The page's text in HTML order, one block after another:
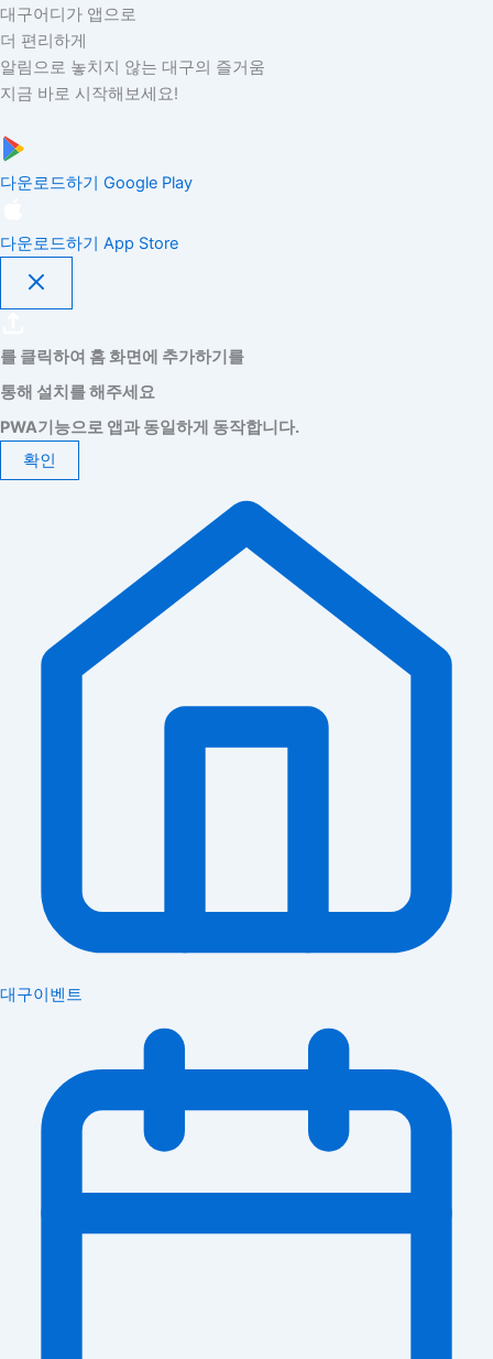
대구어디가 앱으로
더 편리하게
알림으로 놓치지 않는 대구의 즐거움
지금 바로 시작해보세요!
다운로드하기 Google Play
다운로드하기 App Store
를 클릭하여 홈 화면에 추가하기를
통해 설치를 해주세요
PWA기능으로 앱과 동일하게 동작합니다.
확인
대구이벤트